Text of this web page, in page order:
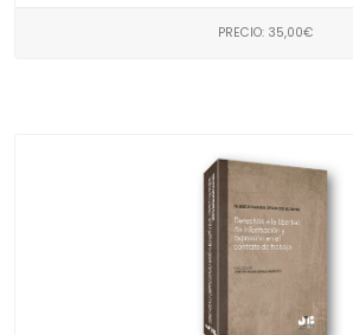
PRECIO: 35,00€